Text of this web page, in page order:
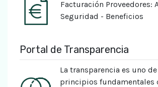
Facturación Proveedores:
Seguridad - Beneficios
Portal de Transparencia
La transparencia es uno
principios fundamentales